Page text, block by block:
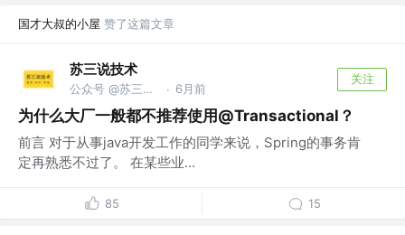
国才大叔的小屋 赞了这篇文章
苏三说技术
公众号 @苏三说技术｜susan.net.cn · 6月前
关注
为什么大厂一般都不推荐使用@Transactional？
前言 对于从事java开发工作的同学来说，Spring的事务肯
定再熟悉不过了。 在某些业...
85 15